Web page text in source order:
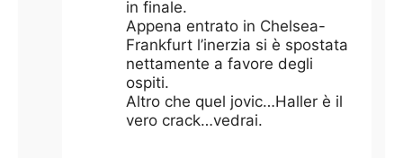
in finale.
Appena entrato in Chelsea-
Frankfurt l’inerzia si è spostata
nettamente a favore degli
ospiti.
Altro che quel jovic…Haller è il
vero crack…vedrai.